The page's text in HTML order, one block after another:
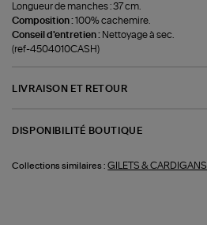
Longueur de manches : 37 cm.
Composition :100% cachemire.
Conseil d'entretien : Nettoyage à sec.
(ref-4504010CASH)
LIVRAISON ET RETOUR
DISPONIBILITÉ BOUTIQUE
Collections similaires : GILETS & CARDIGANS